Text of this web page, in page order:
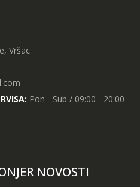
Vršac
Pon - Sub / 09:00 - 20:00
NOVOSTI